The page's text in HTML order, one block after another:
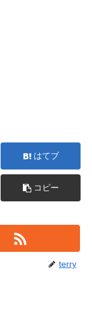
はてブ
コピー
terry